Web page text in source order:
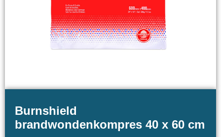
Burnshield
brandwondenkompres 40 x 60 cm